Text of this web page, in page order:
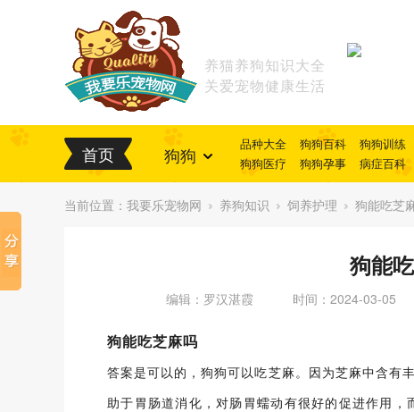
养猫养狗知识大全
关爱宠物健康生活
首页 狗狗 品种大全 狗狗百科 狗狗训练
狗狗医疗
狗狗孕事 病症百科
当前位置： 我要乐宠物网 养狗知识 饲养护理 狗能吃芝
狗能
编辑：罗汉湛霞 时间：2024-03-05
狗能吃芝麻吗
答案是可以的，狗狗可以吃芝麻。因为芝麻中含有
助于胃肠道消化，对肠胃蠕动有很好的促进作用